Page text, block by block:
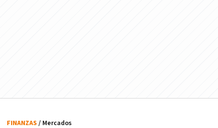
FINANZAS / Mercados